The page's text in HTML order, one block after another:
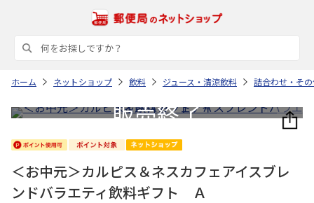
ホーム ネットショップ 飲料 ジュース・清涼飲料 詰合わせ・そ
＜お中元＞カルピス＆ネスカフェアイスブレ
ンドバラエティ飲料ギフト Ａ